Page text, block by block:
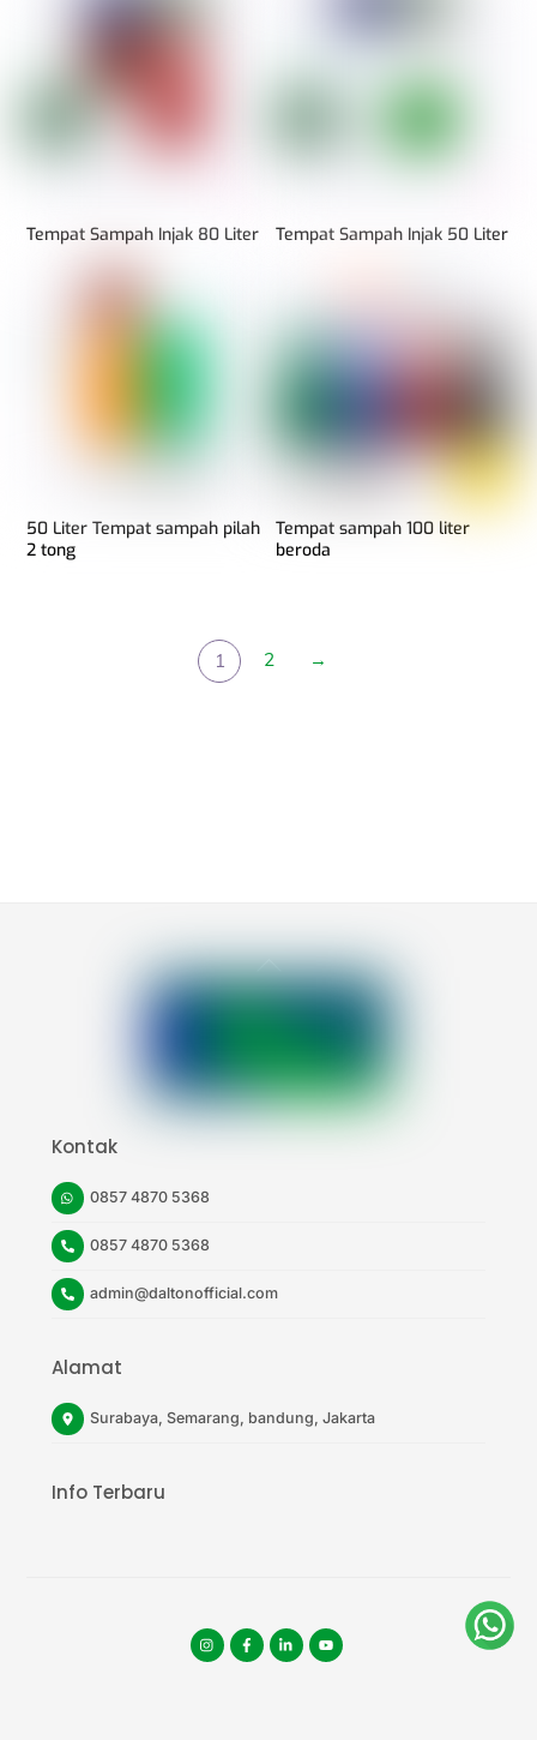
Tempat Sampah Injak 80 Liter Tempat Sampah Injak 50 Liter
50 Liter Tempat sampah pilah
2 tong
Tempat sampah 100 liter
beroda
1 2 →
Back
To
Top
Kontak
0857 4870 5368
0857 4870 5368
admin@daltonofficial.com
Alamat
Surabaya, Semarang, bandung, Jakarta
Info Terbaru
Instagramfacebook
tiktokyoutube